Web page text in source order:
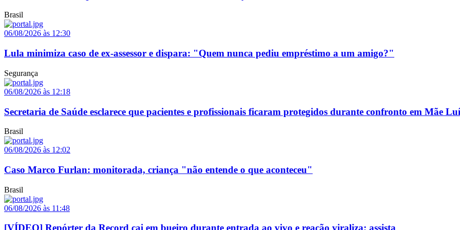
Brasil
06/08/2026 às 12:30
Lula minimiza caso de ex-assessor e dispara: "Quem nunca pediu empréstimo a um amigo?"
Segurança
06/08/2026 às 12:18
Secretaria de Saúde esclarece que pacientes e profissionais ficaram protegidos durante confronto em Mãe
Brasil
06/08/2026 às 12:02
Caso Marco Furlan: monitorada, criança "não entende o que aconteceu"
Brasil
06/08/2026 às 11:48